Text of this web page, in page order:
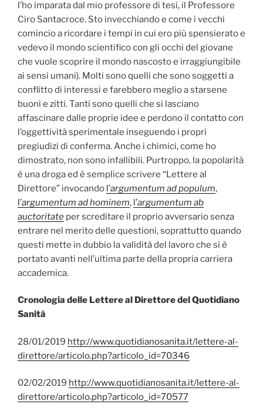
l’ho imparata dal mio professore di tesi, il Professore
Ciro Santacroce. Sto invecchiando e come i vecchi
comincio a ricordare i tempi in cui ero più spensierato e
vedevo il mondo scientifico con gli occhi del giovane
che vuole scoprire il mondo nascosto e irraggiungibile
ai sensi umani). Molti sono quelli che sono soggetti a
conflitto di interessi e farebbero meglio a starsene
buoni e zitti. Tanti sono quelli che si lasciano
affascinare dalle proprie idee e perdono il contatto con
l’oggettività sperimentale inseguendo i propri
pregiudizi di conferma. Anche i chimici, come ho
dimostrato, non sono infallibili. Purtroppo, la popolarità
è una droga ed è semplice scrivere “Lettere al
Direttore” invocando l’argumentum ad populum,
l’argumentum ad hominem, l’argumentum ab
auctoritate per screditare il proprio avversario senza
entrare nel merito delle questioni, soprattutto quando
questi mette in dubbio la validità del lavoro che si è
portato avanti nell’ultima parte della propria carriera
accademica.
Cronologia delle Lettere al Direttore del Quotidiano
Sanità
28/01/2019 http://www.quotidianosanita.it/lettere-al-
direttore/articolo.php?articolo_id=70346
02/02/2019 http://www.quotidianosanita.it/lettere-al-
direttore/articolo.php?articolo_id=70577